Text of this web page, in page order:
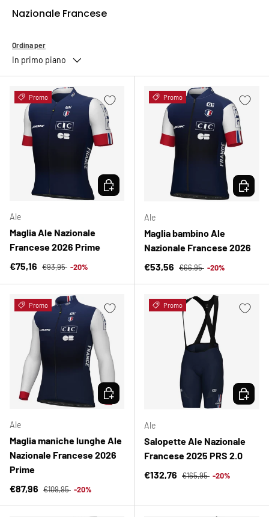
Nazionale Francese
Ordina per
In primo piano
Promo
Ale
Maglia Ale Nazionale
Francese 2026 Prime
Prezzo di vendita
€75,16 Prezzo normale
€93,95 -20%
SCEGLI OPZIONI
Promo
Ale
Maglia bambino Ale
Nazionale Francese 2026
Prezzo di vendita
€53,56 Prezzo normale
€66,95 -20%
SCEGLI
Promo
Ale
Maglia maniche lunghe Ale
Nazionale Francese 2026
Prime
Prezzo di vendita
€87,96 Prezzo normale
€109,95 -20%
SCEGLI OPZIONI
Promo
Ale
Salopette Ale Nazionale
Francese 2025 PRS 2.0
Prezzo di vendita
€132,76 Prezzo normale
€165,95 -20%
SCEGLI